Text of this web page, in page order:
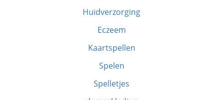
Huidverzorging
Eczeem
Kaartspellen
Spelen
Spelletjes